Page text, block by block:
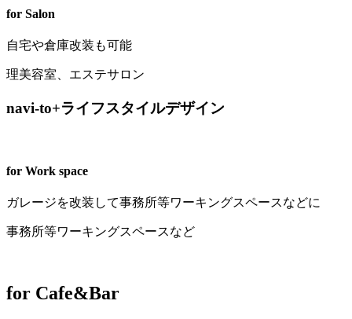
for Salon
自宅や倉庫改装も可能
理美容室、エステサロン
navi-to+ライフスタイルデザイン
for Work space
ガレージを改装して事務所等ワーキングスペースなどに
事務所等ワーキングスペースなど
for Cafe&Bar